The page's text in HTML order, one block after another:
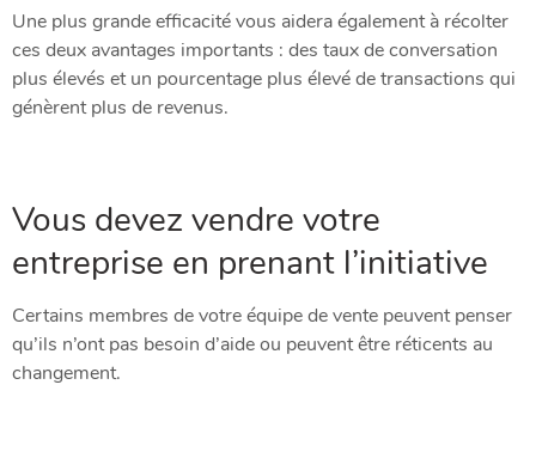
Une plus grande efficacité vous aidera également à récolter
ces deux avantages importants : des taux de conversation
plus élevés et un pourcentage plus élevé de transactions qui
génèrent plus de revenus.
Vous devez vendre votre
entreprise en prenant l’initiative
Certains membres de votre équipe de vente peuvent penser
qu’ils n’ont pas besoin d’aide ou peuvent être réticents au
changement.